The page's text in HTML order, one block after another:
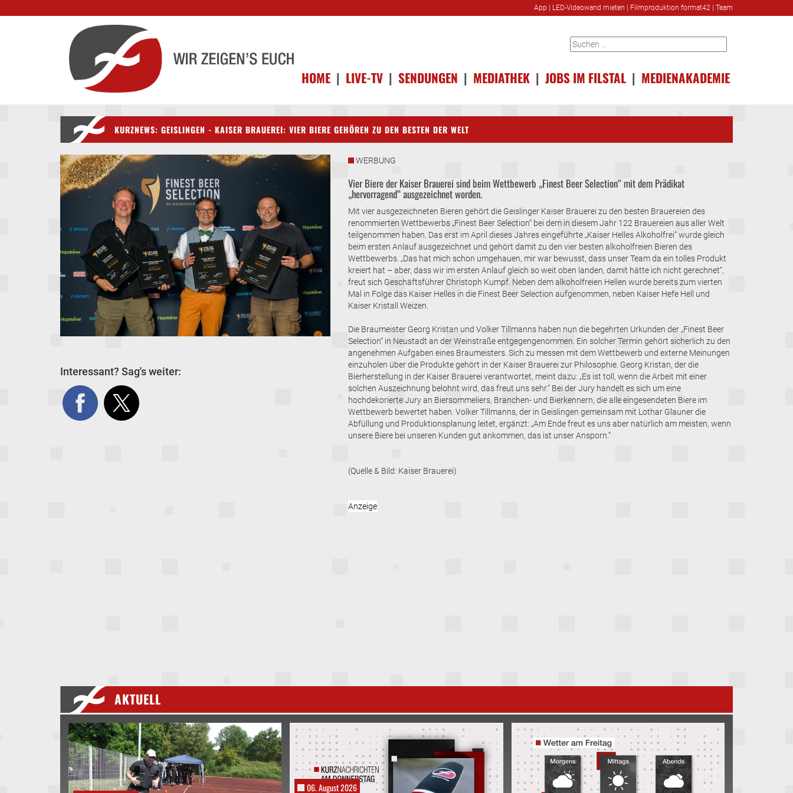
App LED-Videowand mieten Filmproduktion format42 Team
HOME | LIVE-TV | SENDUNGEN | MEDIATHEK | JOBS IM FILSTAL | MEDIENAKADEMIE
KURZNEWS: GEISLINGEN - KAISER BRAUEREI: VIER BIERE GEHÖREN ZU DEN BESTEN DER WELT
Interessant? Sag's weiter:
WERBUNG
Vier Biere der Kaiser Brauerei sind beim Wettbewerb „Finest Beer Selection“ mit dem Prädikat
„hervorragend“ ausgezeichnet worden.
Mit vier ausgezeichneten Bieren gehört die Geislinger Kaiser Brauerei zu den besten Brauereien des
renommierten Wettbewerbs „Finest Beer Selection“ bei dem in diesem Jahr 122 Brauereien aus aller Welt
teilgenommen haben. Das erst im April dieses Jahres eingeführte „Kaiser Helles Alkoholfrei“ wurde gleich
beim ersten Anlauf ausgezeichnet und gehört damit zu den vier besten alkoholfreien Bieren des
Wettbewerbs. „Das hat mich schon umgehauen, mir war bewusst, dass unser Team da ein tolles Produkt
kreiert hat – aber, dass wir im ersten Anlauf gleich so weit oben landen, damit hätte ich nicht gerechnet“,
freut sich Geschäftsführer Christoph Kumpf. Neben dem alkoholfreien Hellen wurde bereits zum vierten
Mal in Folge das Kaiser Helles in die Finest Beer Selection aufgenommen, neben Kaiser Hefe Hell und
Kaiser Kristall Weizen.
Die Braumeister Georg Kristan und Volker Tillmanns haben nun die begehrten Urkunden der „Finest Beer
Selection“ in Neustadt an der Weinstraße entgegengenommen. Ein solcher Termin gehört sicherlich zu den
angenehmen Aufgaben eines Braumeisters. Sich zu messen mit dem Wettbewerb und externe Meinungen
einzuholen über die Produkte gehört in der Kaiser Brauerei zur Philosophie. Georg Kristan, der die
Bierherstellung in der Kaiser Brauerei verantwortet, meint dazu: „Es ist toll, wenn die Arbeit mit einer
solchen Auszeichnung belohnt wird, das freut uns sehr.“ Bei der Jury handelt es sich um eine
hochdekorierte Jury an Biersommeliers, Branchen- und Bierkennern, die alle eingesendeten Biere im
Wettbewerb bewertet haben. Volker Tillmanns, der in Geislingen gemeinsam mit Lothar Glauner die
Abfüllung und Produktionsplanung leitet, ergänzt: „Am Ende freut es uns aber natürlich am meisten, wenn
unsere Biere bei unseren Kunden gut ankommen, das ist unser Ansporn.“
(Quelle & Bild: Kaiser Brauerei)
AKTUELL
06. August 2026